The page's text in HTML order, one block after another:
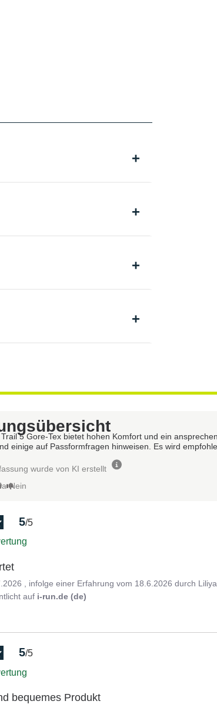
5 Gore-Tex bietet hohen Komfort und ein
einige auf Passformfragen hinweisen. Es wird
wurde von KI erstellt
Nein
5/5
, infolge einer Erfahrung vom 18.6.2026 durch
auf i-run.de (de)
5/5
bequemes Produkt